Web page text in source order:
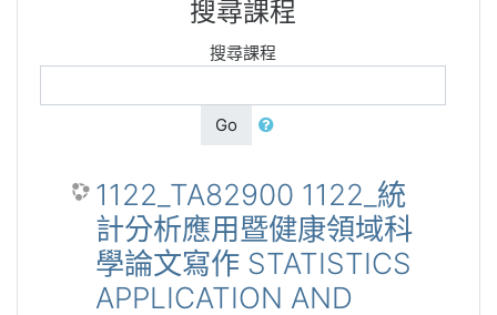
搜尋課程
搜尋課程
Go
1122_TA82900 1122_統
計分析應用暨健康領域科
學論文寫作 STATISTICS
APPLICATION AND